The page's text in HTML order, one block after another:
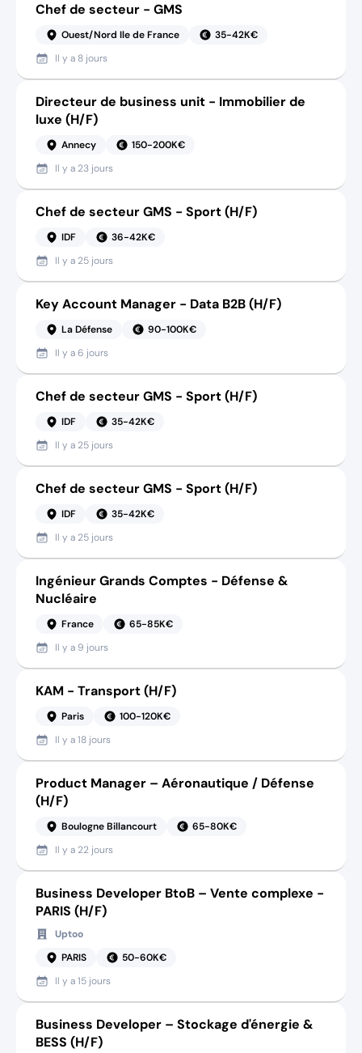
Chef de secteur - GMS
Ouest/Nord Ile de France
35-42K€
Il y a 8 jours
Directeur de business unit - Immobilier de
luxe (H/F)
Annecy
150-200K€
Il y a 23 jours
Chef de secteur GMS - Sport (H/F)
IDF
36-42K€
Il y a 25 jours
Key Account Manager - Data B2B (H/F)
La Défense
90-100K€
Il y a6 jours
Chef de secteur GMS - Sport (H/F)
IDF
35-42K€
Il y a 25 jours
Chef de secteur GMS - Sport (H/F)
IDF
35-42K€
Il y a 25 jours
Ingénieur Grands Comptes - Défense &
Nucléaire
France
65-85K€
Il y a 9 jours
KAM - Transport (H/F)
Paris
100-120K€
Il y a18 jours
Product Manager – Aéronautique / Défense
(H/F)
Boulogne Billancourt
65-80K€
Il y a 22 jours
Business Developer BtoB – Vente complexe -
PARIS (H/F)
Uptoo
PARIS
50-60K€
Il y a15 jours
Business Developer – Stockage d'énergie &
BESS (H/F)